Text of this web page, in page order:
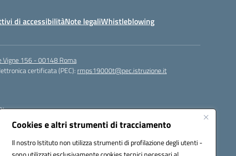
Cookies e altri strumenti di tracciamento
Il nostro Istituto non utilizza strumenti di profilazione degli utenti -
di accessibilitàNote legaliWhistleblowing
Vigne 156 - 00148 Roma
certificata (PEC): rmps19000t@pec.istruzione.it